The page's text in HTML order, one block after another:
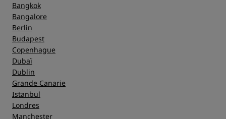
Bangkok
Bangalore
Berlin
Budapest
Copenhague
Dubaï
Dublin
Grande Canarie
Istanbul
Londres
Manchester